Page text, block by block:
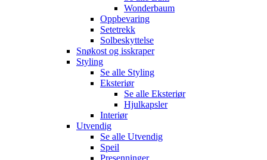
Wonderbaum
Oppbevaring
Setetrekk
Solbeskyttelse
Snøkost og isskraper
Styling
Se alle Styling
Eksteriør
Se alle Eksteriør
Hjulkapsler
Interiør
Utvendig
Se alle Utvendig
Speil
Presenninger